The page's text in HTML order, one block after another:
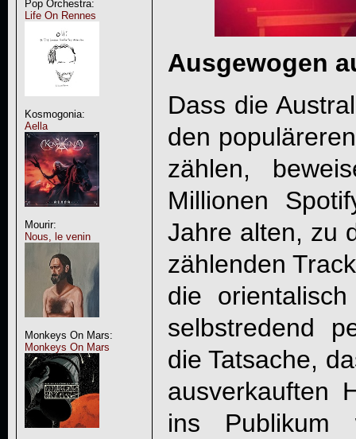
Pop Orchestra:
Life On Rennes
Kosmogonia:
Aella
Mourir:
Nous, le venin
Monkeys On Mars:
Monkeys On Mars
Ausgewogen
Dass die
den
zählen,
Millionen
Jahre alten, zu
zählenden
die
selbstredend
die Tatsache,
ausverkauften
ins Publikum